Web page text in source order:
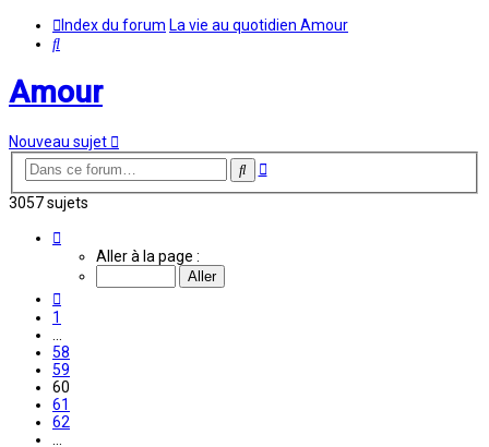
Index du forum La vie au quotidien Amour
Rechercher
Amour
Nouveau sujet
Rechercher
Recherche
3057 sujets
Aller à la page :
1
58
59
60
61
62